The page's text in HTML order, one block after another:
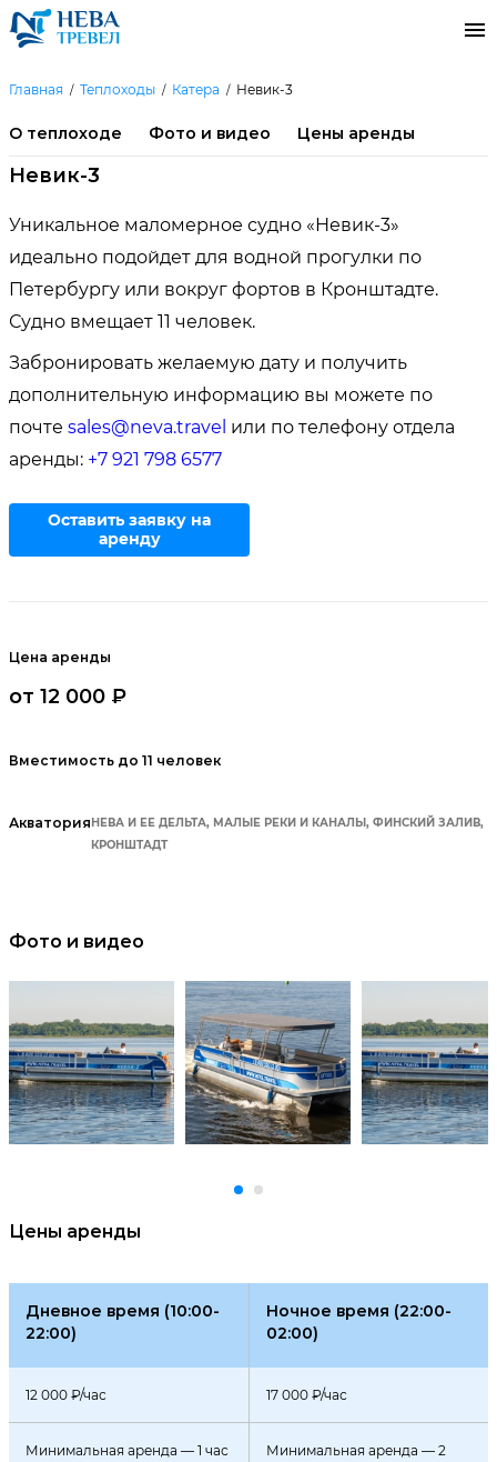
Главная Теплоходы Катера Невик-3
О теплоходе Фото и видео Цены аренды
Невик-3
Уникальное маломерное судно «Невик-3»
идеально подойдет для водной прогулки по
Петербургу или вокруг фортов в Кронштадте.
Судно вмещает 11 человек.
Забронировать желаемую дату и получить
дополнительную информацию вы можете по
почте sales@neva.travel или по телефону отдела
аренды: +7 921 798 6577
Оставить заявку на
аренду
Цена аренды
от 12 000 ₽
Вместимость до 11 человек
АкваторияНЕВА И ЕЕ ДЕЛЬТА, МАЛЫЕ РЕКИ И КАНАЛЫ, ФИНСКИЙ ЗАЛИВ,
КРОНШТАДТ
Фото и видео
Цены аренды
Дневное время (10:00-
22:00)
Ночное время (22:00-
02:00)
12 000 ₽/час 17 000 ₽/час
Минимальная аренда — 1 час
Минимальная аренда — 2